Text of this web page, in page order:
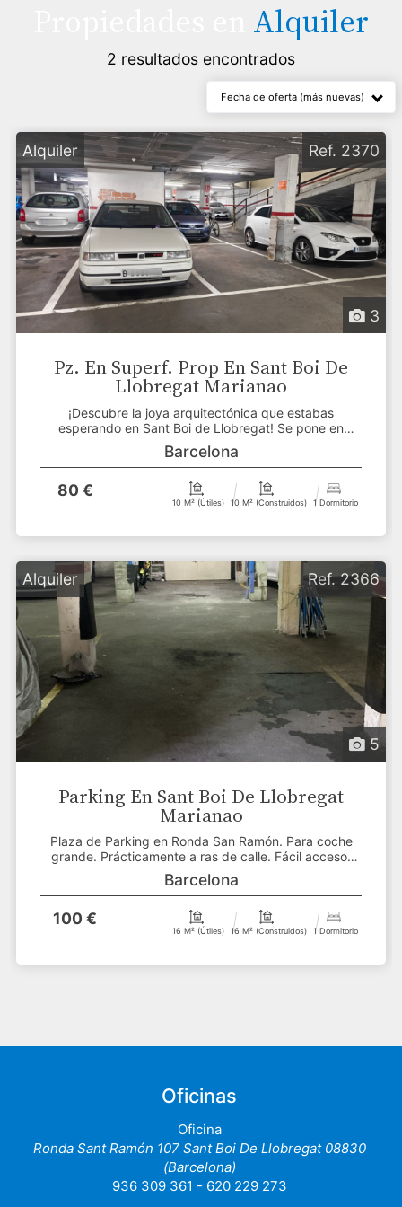
Alquiler
2 resultados encontrados
Fecha de oferta (más nuevas)
Alquiler
3
Ref. 2370
Pz. En Superf. Prop En Sant Boi De
Llobregat Marianao
¡Descubre la joya arquitectónica que estabas
esperando en Sant Boi de Llobregat! Se pone en
alquiler dos...
Barcelona
80 €
10 M² (útiles) 10 M² (construidos) 1 Dormitorio
Alquiler
5
Ref. 2366
Parking En Sant Boi De Llobregat
Marianao
Plaza de Parking en Ronda San Ramón. Para coche
grande. Prácticamente a ras de calle. Fácil acceso.
Garaj...
Barcelona
100 €
16 M² (útiles) 16 M² (construidos) 1 Dormitorio
Oficinas
Oficina
Ronda Sant Ramón 107 Sant Boi De Llobregat 08830
(Barcelona)
936 309 361 - 620 229 273